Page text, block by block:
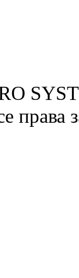
права